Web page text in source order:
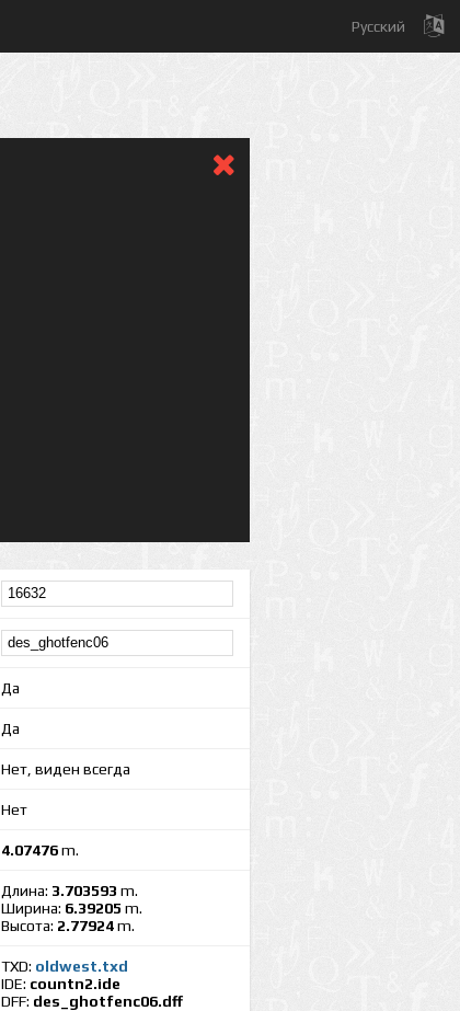
Русский
Да
Да
Нет, виден всегда
Нет
4.07476m.
Длина: 3.703593 m.
Ширина: 6.39205 m.
Высота: 2.77924m.
TXD: oldwest.txd
IDE: countn2.ide
DFF: des_ghotfenc06.dff